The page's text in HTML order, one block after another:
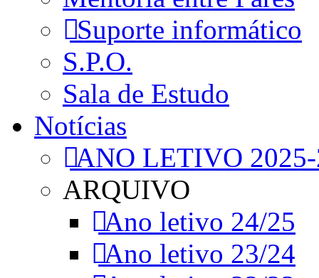
Suporte informático
S.P.O.
Sala de Estudo
Notícias
ANO LETIVO
ARQUIVO
Ano letivo 24/25
Ano letivo 23/24